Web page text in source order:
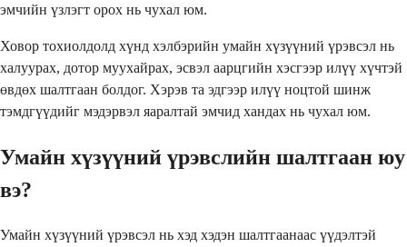
эмчийн үзлэгт орох нь чухал юм.
Ховор тохиолдолд хүнд хэлбэрийн умайн хүзүүний үрэвсэл нь
халуурах, дотор муухайрах, эсвэл аарцгийн хэсгээр илүү хүчтэй
өвдөх шалтгаан болдог. Хэрэв та эдгээр илүү ноцтой шинж
тэмдгүүдийг мэдэрвэл яаралтай эмчид хандах нь чухал юм.
Умайн хүзүүний үрэвслийн шалтгаан юу
вэ?
Умайн хүзүүний үрэвсэл нь хэд хэдэн шалтгаанаас үүдэлтэй